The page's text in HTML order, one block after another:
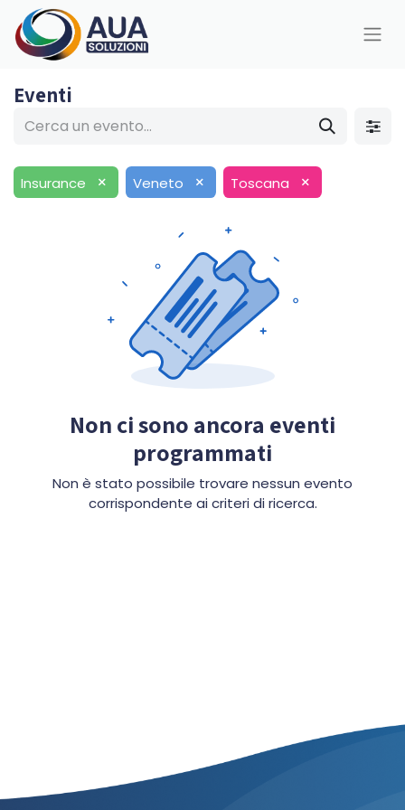
Eventi
Insurance × Veneto × Toscana ×
Non ci sono ancora eventi
programmati
Non è stato possibile trovare nessun evento
corrispondente ai criteri di ricerca.